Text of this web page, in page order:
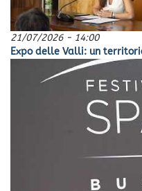
21/07/2026 - 14:00
Expo delle Valli: un